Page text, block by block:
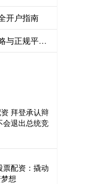
开户指南
炒股配资平台配资：安全杠杆策略与正规平台甄选指南
拜登承认辩
会退出总统竞
票配资：撬动
想